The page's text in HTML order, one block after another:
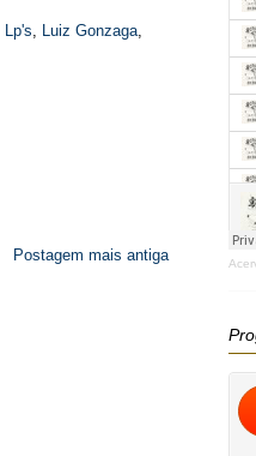
Lp's, Luiz Gonzaga,
Postagem mais antiga